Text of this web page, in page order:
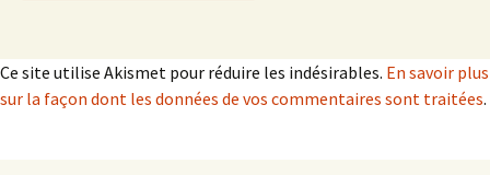
Ce site utilise Akismet pour réduire les indésirables. En savoir plus
sur la façon dont les données de vos commentaires sont traitées.